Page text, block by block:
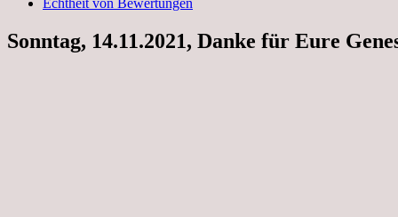
Echtheit von Bewertungen
Sonntag, 14.11.2021, Danke für Eure